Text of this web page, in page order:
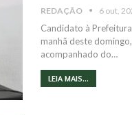
REDAÇÃO 6 out,
Candidato à
manhã deste
acompanhado do…
LEIA MAIS...